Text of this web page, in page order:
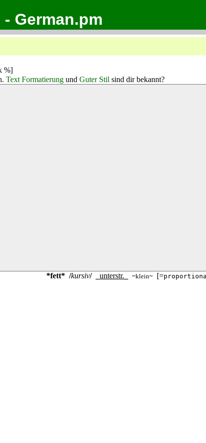
German.pm
%]
Text Formatierung und Guter Stil sind dir bekannt?
*fett* /kursiv/ unterstr. ~klein~ [=